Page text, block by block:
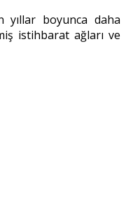
yıllar boyunca daha
istihbarat ağları ve